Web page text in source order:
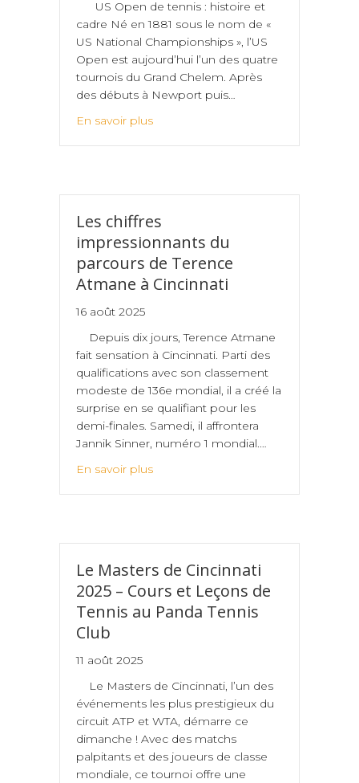
US Open de tennis : histoire et
cadre Né en 1881 sous le nom de «
US National Championships », l’US
Open est aujourd’hui l’un des quatre
tournois du Grand Chelem. Après
des débuts à Newport puis…
En savoir plus
Les chiffres
impressionnants du
parcours de Terence
Atmane à Cincinnati
16 août 2025
Depuis dix jours, Terence Atmane
fait sensation à Cincinnati. Parti des
qualifications avec son classement
modeste de 136e mondial, il a créé la
surprise en se qualifiant pour les
demi-finales. Samedi, il affrontera
Jannik Sinner, numéro 1 mondial.…
En savoir plus
Le Masters de Cincinnati
2025 – Cours et Leçons de
Tennis au Panda Tennis
Club
11 août 2025
Le Masters de Cincinnati, l’un des
événements les plus prestigieux du
circuit ATP et WTA, démarre ce
dimanche ! Avec des matchs
palpitants et des joueurs de classe
mondiale, ce tournoi offre une